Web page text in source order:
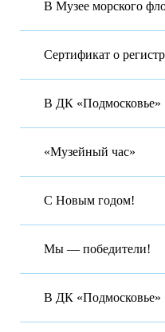
В Музее морского
Сертификат о
В ДК «Подмосковье»
«Музейный час»
С Новым годом!
Мы — победители!
В ДК «Подмосковье»